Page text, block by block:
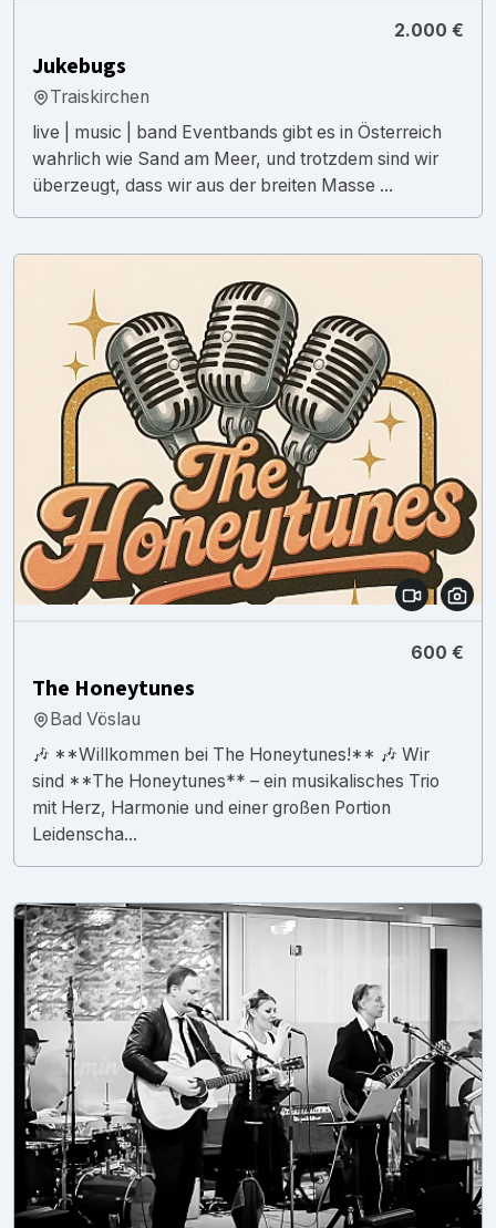
2.000 €
Jukebugs
Traiskirchen
live | music | band Eventbands gibt es in Österreich
wahrlich wie Sand am Meer, und trotzdem sind wir
überzeugt, dass wir aus der breiten Masse ...
600 €
The Honeytunes
Bad Vöslau
🎶 **Willkommen bei The Honeytunes!** 🎶 Wir
sind **The Honeytunes** – ein musikalisches Trio
mit Herz, Harmonie und einer großen Portion
Leidenscha...